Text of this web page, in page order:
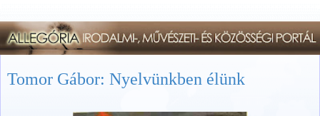
Tomor Gábor: Nyelvünkben élünk